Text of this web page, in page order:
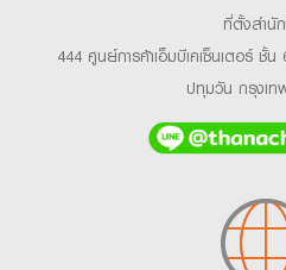
ที่ตั้งสำนั
444 ศูนย์การค้าเอ็มบีเคเซ็นเตอร์ ชั้
ปทุมวัน กรุงเท